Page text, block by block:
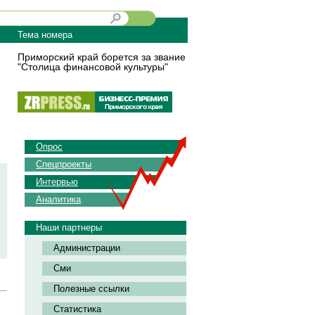
Тема номера
Приморский край борется за звание
"Столица финансовой культуры"
Опрос
Спецпроекты
Интервью
Аналитика
Наши партнеры
Администрации
Сми
Полезные ссылки
Статистика